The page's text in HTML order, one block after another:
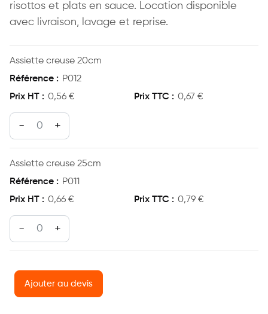
risottos et plats en sauce. Location disponible
avec livraison, lavage et reprise.
Assiette creuse 20cm
P012
0,56 € 0,67 €
quantité de Assiette creuse 20cm
Assiette creuse 25cm
P011
0,66 € 0,79 €
quantité de Assiette creuse 25cm
Ajouter au devis